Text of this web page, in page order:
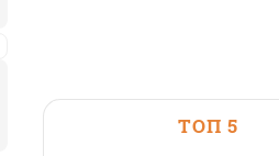
ТОП 5